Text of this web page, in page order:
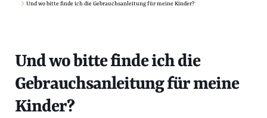
Und wo bitte finde ich die Gebrauchsanleitung für meine Kinder?
Und wo bitte finde ich die
Gebrauchsanleitung für meine
Kinder?